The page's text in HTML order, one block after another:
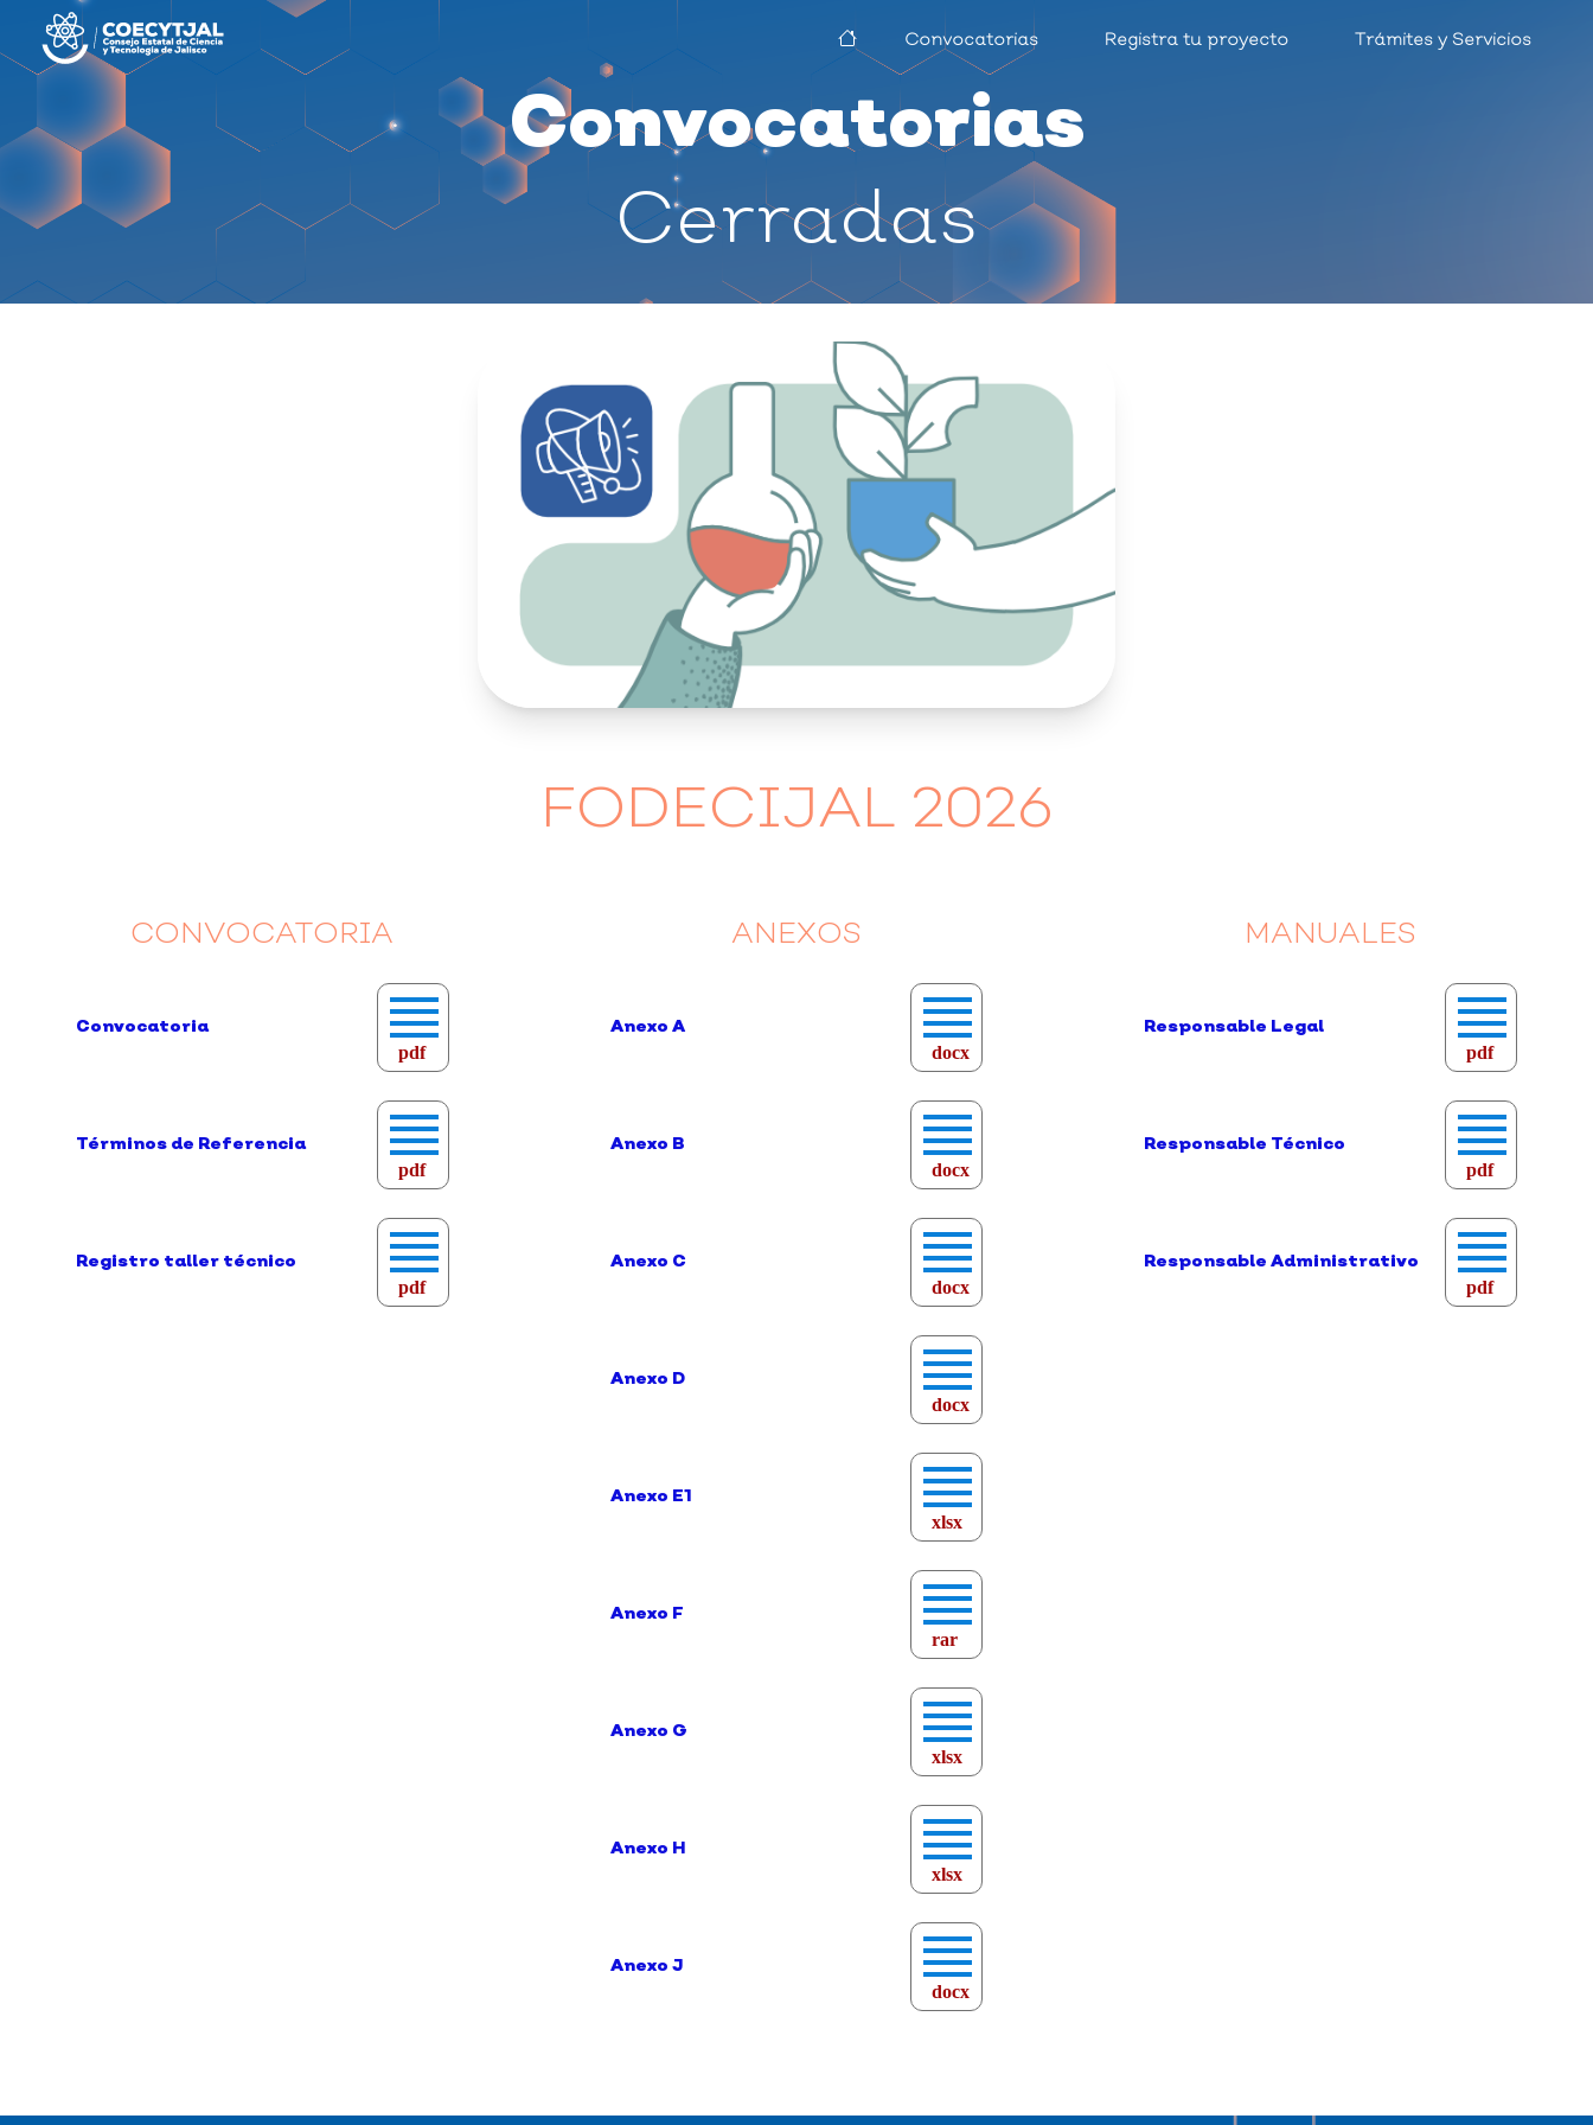
Convocatorias Registra tu proyecto Trámites y Servicios
Convocatorias
Cerradas
FODECIJAL 2026
CONVOCATORIA
Convocatoria
pdf
Términos de Referencia
pdf
Registro taller técnico
pdf
ANEXOS
Anexo A
docx
Anexo B
docx
Anexo C
docx
Anexo D
docx
Anexo E1
xlsx
Anexo F
rar
Anexo G
xlsx
Anexo H
xlsx
Anexo J
docx
MANUALES
Responsable Legal
pdf
Responsable Técnico
pdf
Responsable Administrativo
pdf